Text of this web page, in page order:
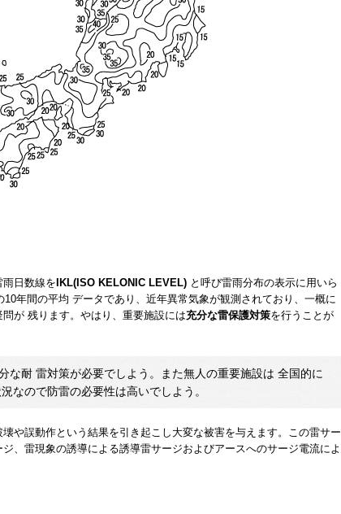
日数線を IKL(ISO KELONIC LEVEL) と呼び雷雨分布の表示に用いら
年間の平均 データであり、近年異常気象が観測されており、一概に
が 残ります。やはり、重要施設には充分な雷保護対策を行うことが
な耐 雷対策が必要でしよう。また無人の重要施設は 全国的に
なので防雷の必要性は高いでしよう。
や誤動作という結果を引き起こし大変な被害を与えます。この雷サー
、雷現象の誘導による誘導雷サージおよびアースへのサージ電流によ